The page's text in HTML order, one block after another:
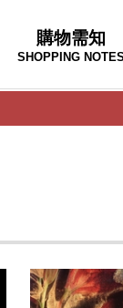
購物需知
SHOPPING NOTES